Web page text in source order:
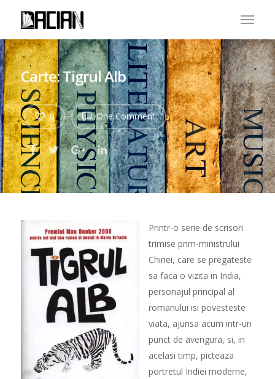
Carte: Tigrul Alb
One Comment
0
Printr-o serie de scrisori
trimise prim-ministrului
Chinei, care se pregateste
sa faca o vizita in India,
personajul principal al
romanului isi povesteste
viata, ajunsa acum intr-un
punct de avengura, si, in
acelasi timp, picteaza
portretul Indiei moderne,